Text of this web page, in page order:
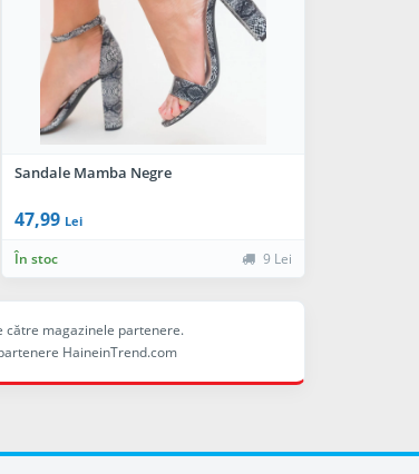
Sandale Mamba Negre
47,99 Lei
În stoc 9 Lei
către magazinele partenere.
HaineinTrend.com